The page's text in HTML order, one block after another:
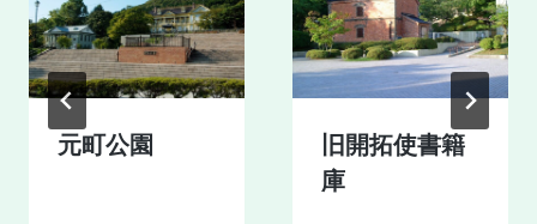
ョ
ン
元町公園
旧開拓使書籍
庫